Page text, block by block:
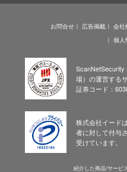
お問合せ 広告掲載 会社
個人
ScanNetSecurity
場）の運営する
証券コード：
株式会社イード
者に対して付与
受けています。
紹介した商品/サービ